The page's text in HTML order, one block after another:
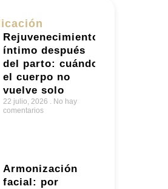
Rejuvenecimiento
íntimo después
del parto: cuándo
el cuerpo no
vuelve solo
22 julio, 2026
No hay
comentarios
Armonización
facial: por